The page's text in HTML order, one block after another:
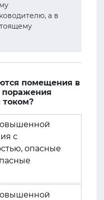
а в
помещения в
поражения
с
опасные